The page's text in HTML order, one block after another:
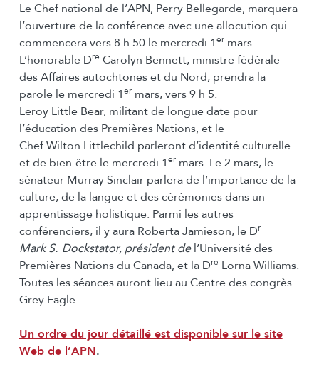
Le Chef national de l’APN, Perry Bellegarde, marquera
l’ouverture de la conférence avec une allocution qui
commencera vers 8 h 50 le mercredi 1ermars.
L’honorable Dre Carolyn Bennett, ministre fédérale
des Affaires autochtones et du Nord, prendra la
parole le mercredi 1ermars, vers 9 h 5.
Leroy Little Bear, militant de longue date pour
l’éducation des Premières Nations, et le
Chef Wilton Littlechild parleront d’identité culturelle
et de bien-être le mercredi 1ermars. Le 2 mars, le
sénateur Murray Sinclair parlera de l’importance de la
culture, de la langue et des cérémonies dans un
apprentissage holistique. Parmi les autres
conférenciers, il y aura Roberta Jamieson, le Dr
Mark S. Dockstator, président del’Université des
Premières Nations du Canada, et la Dre Lorna Williams.
Toutes les séances auront lieu au Centre des congrès
Grey Eagle.
Un ordre du jour détaillé est disponible sur le site
Web de l’APN.